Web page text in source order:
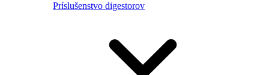
Príslušenstvo digestorov